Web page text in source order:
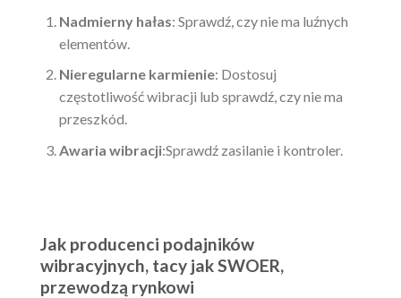
Nadmierny hałas: Sprawdź, czy nie ma luźnych
elementów.
Nieregularne karmienie: Dostosuj
częstotliwość wibracji lub sprawdź, czy nie ma
przeszkód.
Awaria wibracji:Sprawdź zasilanie i kontroler.
Jak producenci podajników
wibracyjnych, tacy jak SWOER,
przewodzą rynkowi